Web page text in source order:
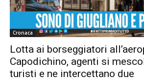
Cronaca
Lotta ai borseggiatori
Capodichino, agenti si
turisti e ne intercettano due